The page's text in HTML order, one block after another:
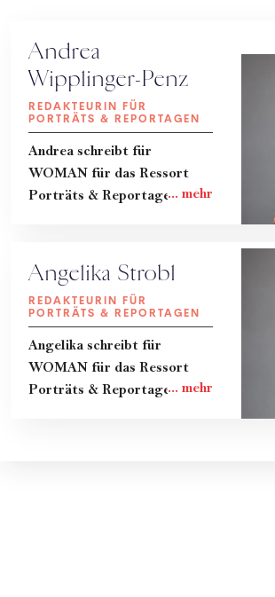
Andrea
Wipplinger-Penz
REDAKTEURIN FÜR
PORTRÄTS & REPORTAGEN
Andrea schreibt für
WOMAN für das Ressort
Porträts & Reportagen.
Angelika Strobl
REDAKTEURIN FÜR
PORTRÄTS & REPORTAGEN
Angelika schreibt für
WOMAN für das Ressort
Porträts & Reportagen.